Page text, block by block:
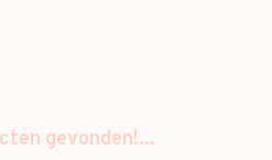
gevonden!...